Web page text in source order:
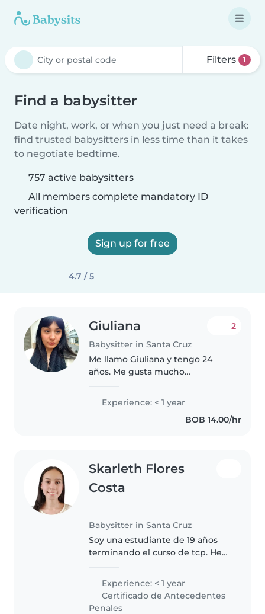
Filters 1
Find a babysitter
Date night, work, or when you just need a break:
find trusted babysitters in less time than it takes
to negotiate bedtime.
757 active babysitters
All members complete mandatory ID
verification
Sign up for free
4.7 / 5
Giuliana
Babysitter in Santa Cruz
2
Me llamo Giuliana y tengo 24
años. Me gusta mucho
niños de forma activa. Soy
paciente con ellos y amigable.
Experience: < 1 year
BOB 14.00/hr
Skarleth Flores
Costa
Babysitter in Santa Cruz
Soy una estudiante de 19 años
terminando el curso de tcp. He
estar rodeada de niños/as, bebés,
preescolar. Soy paciente..
Experience: < 1 year
Certificado de Antecedentes
Penales